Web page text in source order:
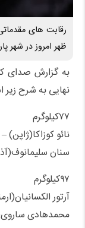
ظهر امروز در شهر
به گزارش صدای
نهایی به شرح
۷۷کیلوگرم
نائو
سنان
۹۷کیلوگرم
آرتور
محمدهادی